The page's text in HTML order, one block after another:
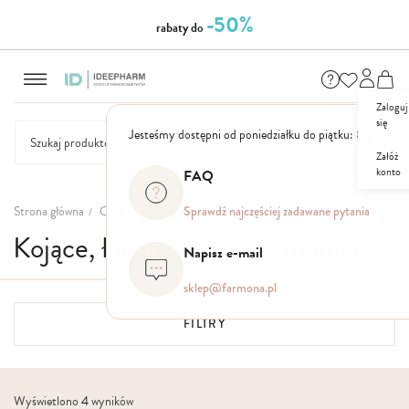
rabaty do -50%
do
treści
Jesteśmy dostępni od poniedziałku do piątku: 8.00 -
FAQ
Sprawdź najczęściej zadawane pytania
Napisz e-mail
sklep@farmona.pl
Zaloguj
się
Załóż
konto
NASZE
Strona główna Ciało Kojące, łagodzące podrażnienia
Kojące, łagodzące podrażnienia
Wyświetlono4wyników
FILTRY